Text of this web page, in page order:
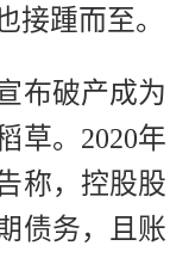
接踵而至。
布破产成为
草。2020年
称，控股股
债务，且账